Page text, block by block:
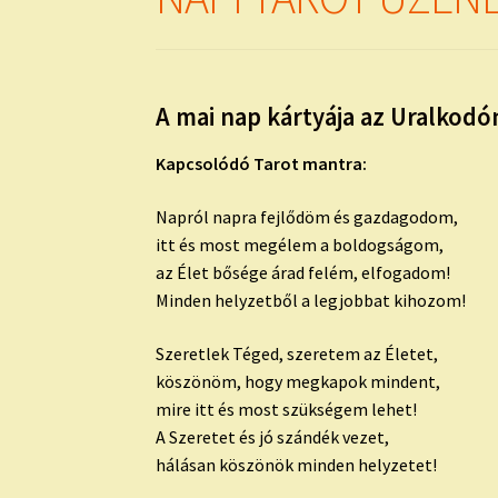
A mai nap kártyája az
Kapcsolódó Tarot mantra:
Napról napra fejlődöm és gazdagodom,
itt és most megélem a boldogságom,
az Élet bősége árad felém, elfogadom!
Minden helyzetből a legjobbat kihozom!
Szeretlek Téged, szeretem az Életet,
köszönöm, hogy megkapok mindent,
mire itt és most szükségem lehet!
A Szeretet és jó szándék vezet,
hálásan köszönök minden helyzetet!